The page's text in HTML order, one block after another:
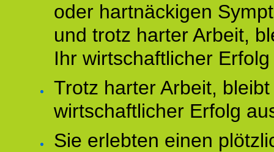
oder hartnäckigen
und trotz harter Arbeit,
Ihr wirtschaftlicher
Trotz harter Arbeit,
wirtschaftlicher Erfolg
Sie erlebten einen